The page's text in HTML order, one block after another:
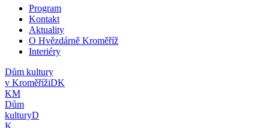
Program
Kontakt
Aktuality
O Hvězdárně Kroměříž
Interiéry
Dům kultury
v KroměřížiDK
KM
Dům
kulturyD